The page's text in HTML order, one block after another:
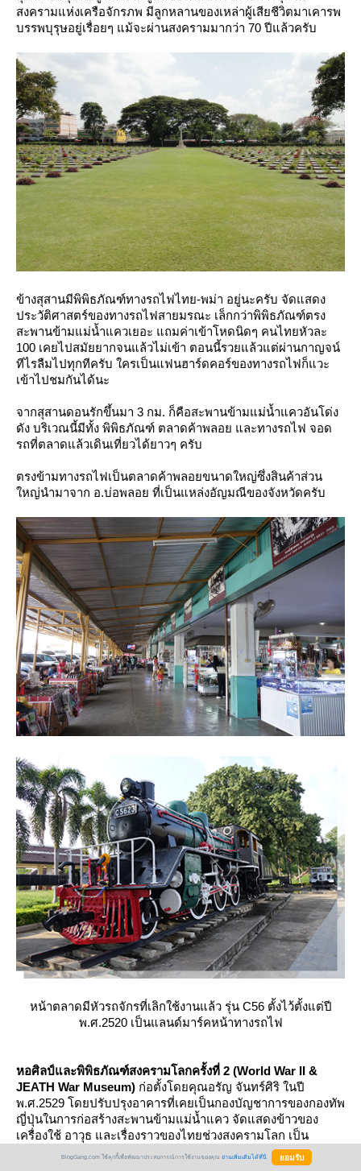
สงครามแห่งเครือจักรภพ มีลูกหลานของเหล่าผู้เสียชีวิตมาเคารพ
บรรพบุรุษอยู่เรื่อยๆ แม้จะผ่านสงครามมากว่า 70 ปีแล้วครับ
ข้างสุสานมีพิพิธภัณฑ์ทางรถไฟไทย-พม่า อยู่นะครับ จัดแสดง
ประวัติศาสตร์ของทางรถไฟสายมรณะ เล็กกว่าพิพิธภัณฑ์ตรง
สะพานข้ามแม่น้ำแควเยอะ แถมค่าเข้าโหดนิดๆ คนไทยหัวละ
100 เคยไปสมัยยากจนแล้วไม่เข้า ตอนนี้รวยแล้วแต่ผ่านกาญจน์
ทีไรลืมไปทุกทีครับ ใครเป็นแฟนฮาร์ดคอร์ของทางรถไฟก็แวะ
เข้าไปชมกันได้นะ
จากสุสานดอนรักขึ้นมา 3 กม. ก็คือสะพานข้ามแม่น้ำแควอันโด่ง
ดัง บริเวณนี้มีทั้ง พิพิธภัณฑ์ ตลาดค้าพลอย และทางรถไฟ จอด
รถที่ตลาดแล้วเดินเที่ยวได้ยาวๆ ครับ
ตรงข้ามทางรถไฟเป็นตลาดค้าพลอยขนาดใหญ่ซึ่งสินค้าส่วน
หญ่นำมาจาก อ.บ่อพลอย ที่เป็นแหล่งอัญมณีของจังหวัดครับ
หน้าตลาดมีหัวรถจักรที่เลิกใช้งานแล้ว รุ่น C56 ตั้งไว้ตั้งแต่ปี
พ.ศ.2520 เป็นแลนด์มาร์คหน้าทางรถไฟ
หอศิลป์และพิพิธภัณฑ์สงครามโลกครั้งที่ 2 (World War II &
JEATH War Museum) ก่อตั้งโดยคุณอรัญ จันทร์ศิริ ในปี
พ.ศ.2529 โดยปรับปรุงอาคารที่เคยเป็นกองบัญชาการของกองทัพ
ญี่ปุ่นในการก่อสร้างสะพานข้ามแม่น้ำแคว จัดแสดงข้าวของ
เครื่องใช้ อาวุธ และเรื่องราวของไทยช่วงสงครามโลก เป็น
พิพิธภัณฑ์สงครามโลกที่ใหญ่โตที่สุดของไทยแล้วครับ นอกจาก
สงครามโลกแล้วยังมีการจัดแสดงโบราณวัตถุที่ขุดพบขณะสร้าง
BlogGang.com ใช้คุกกี้เพื่อพัฒนาประสบการณ์การใช้งานของคุณ อ่านเพิ่มเติมได้ที่นี่